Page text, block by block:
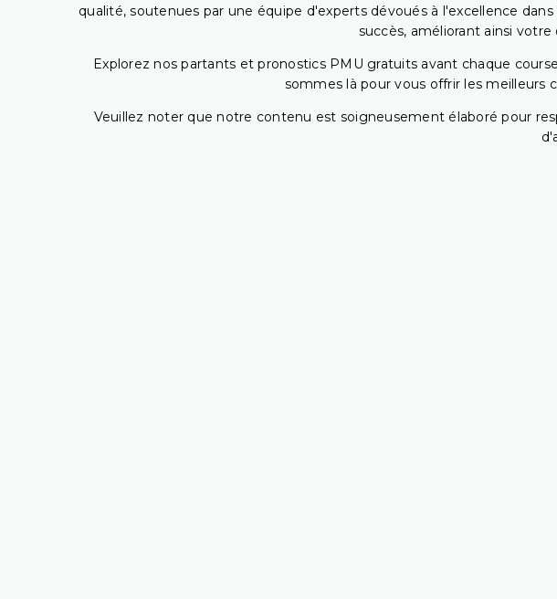
qualité, soutenues par une équipe d'experts dévoués à l'excellence
succès, améliorant ainsi
Explorez nos partants et pronostics PMU gratuits avant chaque
sommes là pour vous offrir les meilleurs
Veuillez noter que notre contenu est soigneusement élaboré pour